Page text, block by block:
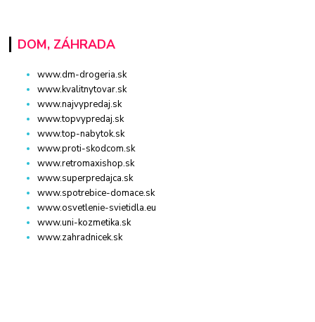
DOM, ZÁHRADA
www.dm-drogeria.sk
www.kvalitnytovar.sk
www.najvypredaj.sk
www.topvypredaj.sk
www.top-nabytok.sk
www.proti-skodcom.sk
www.retromaxishop.sk
www.superpredajca.sk
www.spotrebice-domace.sk
www.osvetlenie-svietidla.eu
www.uni-kozmetika.sk
www.zahradnicek.sk